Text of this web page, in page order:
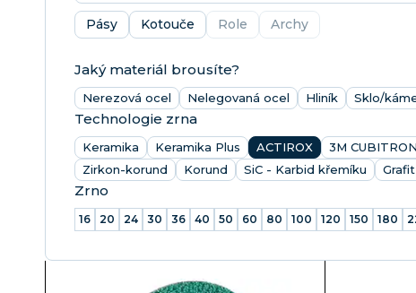
Pásy Kotouče Role Archy
Jaký materiál brousíte?
Nerezová ocel Nelegovaná ocel Hliník Sklo/
Technologie zrna
Keramika Keramika Plus ACTIROX 3M CUBITRON
Zirkon-korund
Korund SiC - Karbid křemíku Grafit
Zrno
16 20 24 30 36 40 50 60 80 100 120 150 180